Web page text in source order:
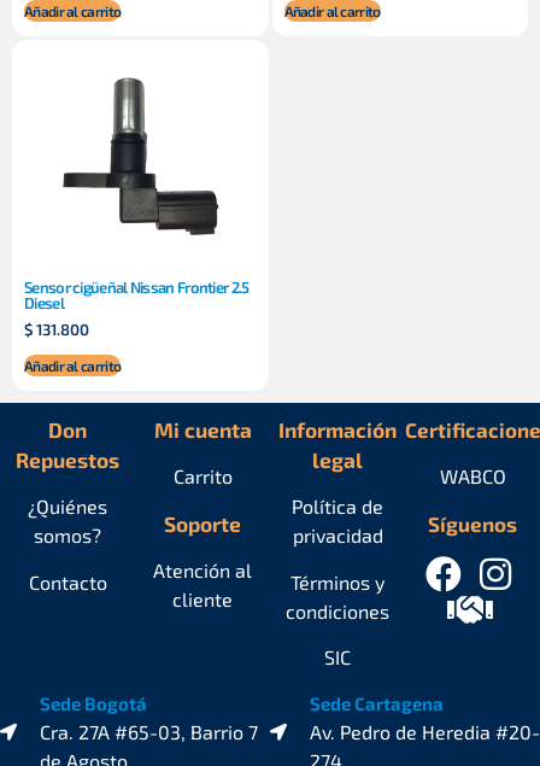
Añadir al carrito Añadir al carrito
Sensor cigüeñal Nissan Frontier 2.5
Diesel
$131.800
Añadir al carrito
Don
Repuestos
¿Quiénes
somos?
Contacto
Mi cuenta
Carrito
Soporte
Atención al
cliente
Información
legal
Política de
privacidad
Términos y
condiciones
SIC
Síguenos
WABCO
Sede Bogotá
Cra. 27A #65-03, Barrio 7
de Agosto
Sede Cartagena
Av. Pedro de Heredia #20-
274